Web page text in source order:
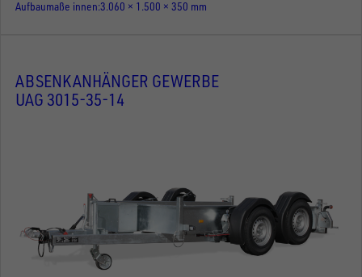
Aufbaumaße innen 3.060 × 1.500 × 350 mm
ABSENKANHÄNGER GEWERBE
UAG 3015-35-14